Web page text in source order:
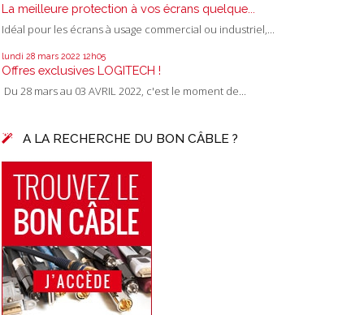
La meilleure protection à vos écrans quelque...
Idéal pour les écrans à usage commercial ou industriel,...
lundi 28 mars 2022 12h05
Offres exclusives LOGITECH !
Du 28 mars au 03 AVRIL 2022, c'est le moment de...
A LA RECHERCHE DU BON CÂBLE ?